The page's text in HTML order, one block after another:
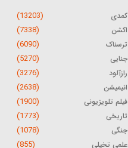
کمدی (13203)
اکشن (7338)
ترسناک (6090)
جنایی (5270)
رازآلود (3276)
انیمیشن (2638)
فیلم تلویزیونی (1900)
تاریخی (1773)
جنگی (1078)
علمی تخیلی (855)